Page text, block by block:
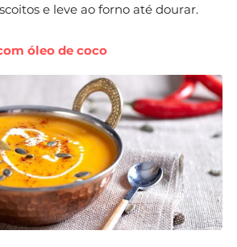
e leve ao forno até dourar.
óleo de coco